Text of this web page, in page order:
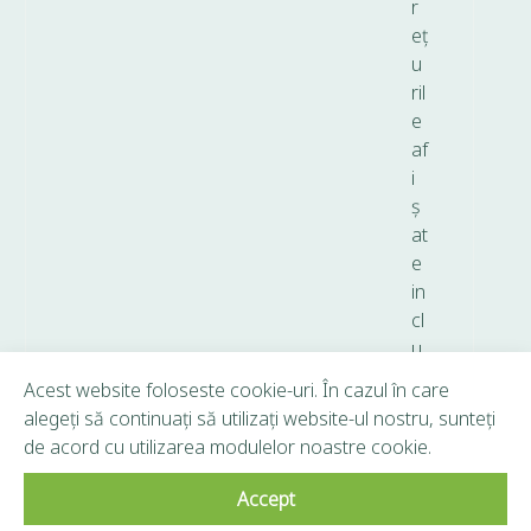
r
eț
u
ril
e
af
i
ș
at
e
in
cl
u
T
V
A.
Acest website foloseste cookie-uri. În cazul în care
alegeți să continuați să utilizați website-ul nostru, sunteți
de acord cu utilizarea modulelor noastre cookie.
Accept